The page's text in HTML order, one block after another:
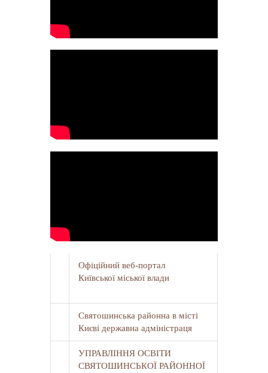
Офіційний веб-портал
Київської міської влади
Святошинська районна в місті
Києві державна адміністраця
УПРАВЛІННЯ ОСВІТИ
СВЯТОШИНСЬКОЇ РАЙОННОЇ